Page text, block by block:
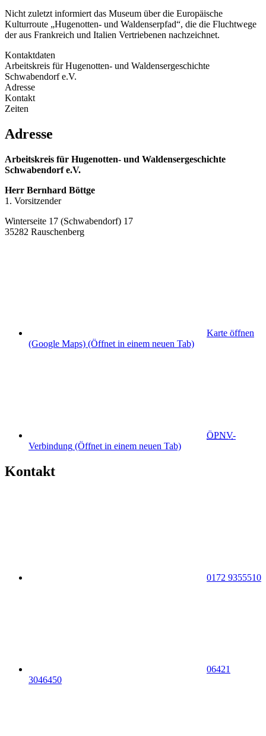
Nicht zuletzt informiert das Museum über die Europäische
Kulturroute „Hugenotten- und Waldenserpfad“, die die Fluchtwege
der aus Frankreich und Italien Vertriebenen nachzeichnet.
Kontaktdaten
Arbeitskreis für Hugenotten- und Waldensergeschichte
Schwabendorf e.V.
Adresse
Kontakt
Zeiten
Adresse
Arbeitskreis für Hugenotten- und Waldensergeschichte
Schwabendorf e.V.
Herr Bernhard Böttge
1. Vorsitzender
Winterseite 17 (Schwabendorf) 17
35282 Rauschenberg
Karte öffnen
(Google Maps) (Öffnet in einem neuen Tab)
ÖPNV-
Verbindung (Öffnet in einem neuen Tab)
Kontakt
0172 9355510
06421
3046450